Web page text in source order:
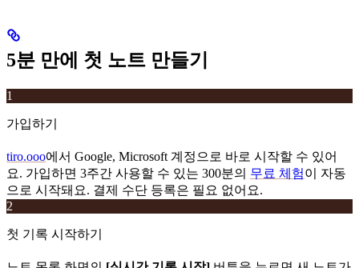
5분 만에 첫 노트 만들기
1
가입하기
tiro.ooo에서 Google, Microsoft 계정으로 바로 시작할 수 있어
요. 가입하면 3주간 사용할 수 있는 300분의 무료 체험이 자동
으로 시작돼요. 결제 수단 등록은 필요 없어요.
2
첫 기록 시작하기